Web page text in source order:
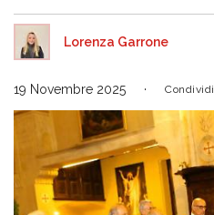
Lorenza Garrone
19 Novembre 2025 Condividi